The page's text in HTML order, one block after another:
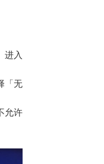
进入
「无
允许